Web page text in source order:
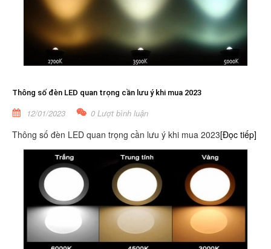
Thông số đèn LED quan trọng cần lưu ý khi mua 2023
12/01/2023 0 Lượt bình luận
Thông số đèn LED quan trọng cần lưu ý khi mua 2023[Đọc tiếp]